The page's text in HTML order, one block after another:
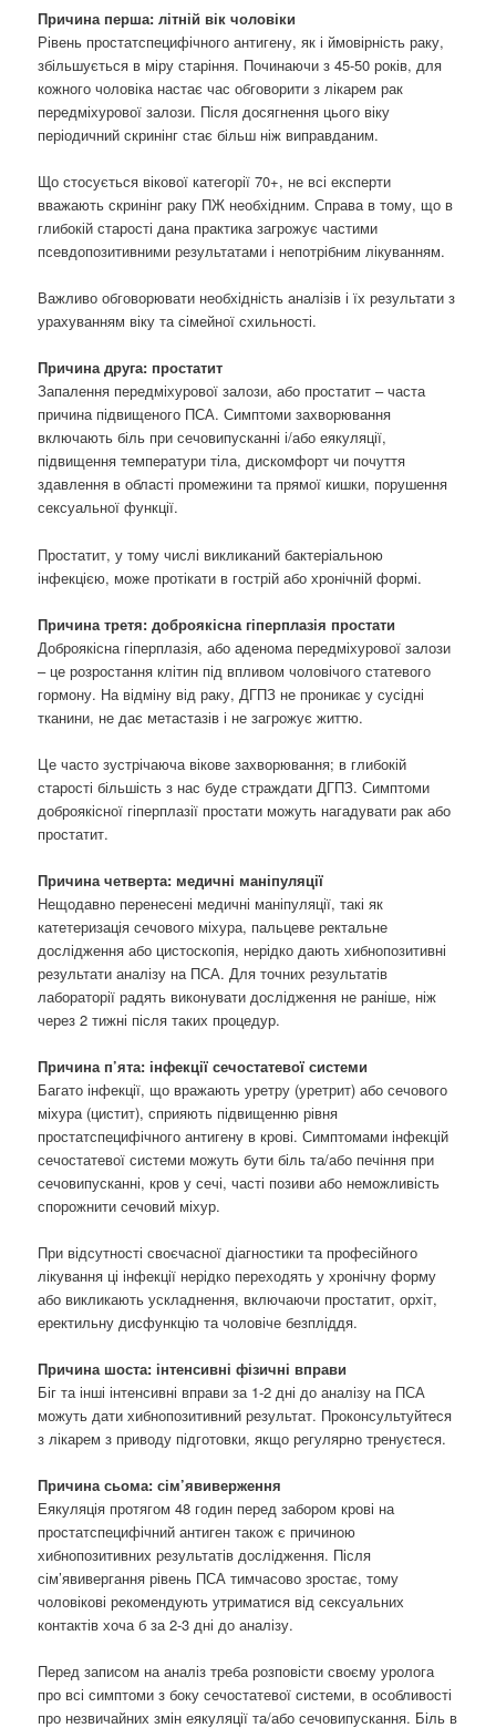
Причина перша: літній вік чоловіки
Рівень простатспецифічного антигену, як і ймовірність раку,
збільшується в міру старіння. Починаючи з 45-50 років, для
кожного чоловіка настає час обговорити з лікарем рак
передміхурової залози. Після досягнення цього віку
періодичний скринінг стає більш ніж виправданим.
Що стосується вікової категорії 70+, не всі експерти
вважають скринінг раку ПЖ необхідним. Справа в тому, що в
глибокій старості дана практика загрожує частими
псевдопозитивними результатами і непотрібним лікуванням.
Важливо обговорювати необхідність аналізів і їх результати з
урахуванням віку та сімейної схильності.
Причина друга: простатит
Запалення передміхурової залози, або простатит – часта
причина підвищеного ПСА. Симптоми захворювання
включають біль при сечовипусканні і/або еякуляції,
підвищення температури тіла, дискомфорт чи почуття
здавлення в області промежини та прямої кишки, порушення
сексуальної функції.
Простатит, у тому числі викликаний бактеріальною
інфекцією, може протікати в гострій або хронічній формі.
Причина третя: доброякісна гіперплазія простати
Доброякісна гіперплазія, або аденома передміхурової залози
– це розростання клітин під впливом чоловічого статевого
гормону. На відміну від раку, ДГПЗ не проникає у сусідні
тканини, не дає метастазів і не загрожує життю.
Це часто зустрічаюча вікове захворювання; в глибокій
старості більшість з нас буде страждати ДГПЗ. Симптоми
доброякісної гіперплазії простати можуть нагадувати рак або
простатит.
Причина четверта: медичні маніпуляції
Нещодавно перенесені медичні маніпуляції, такі як
катетеризація сечового міхура, пальцеве ректальне
дослідження або цистоскопія, нерідко дають хибнопозитивні
результати аналізу на ПСА. Для точних результатів
лабораторії радять виконувати дослідження не раніше, ніж
через 2 тижні після таких процедур.
Причина п’ята: інфекції сечостатевої системи
Багато інфекції, що вражають уретру (уретрит) або сечового
міхура (цистит), сприяють підвищенню рівня
простатспецифічного антигену в крові. Симптомами інфекцій
сечостатевої системи можуть бути біль та/або печіння при
сечовипусканні, кров у сечі, часті позиви або неможливість
спорожнити сечовий міхур.
При відсутності своєчасної діагностики та професійного
лікування ці інфекції нерідко переходять у хронічну форму
або викликають ускладнення, включаючи простатит, орхіт,
еректильну дисфункцію та чоловіче безпліддя.
Причина шоста: інтенсивні фізичні вправи
Біг та інші інтенсивні вправи за 1-2 дні до аналізу на ПСА
можуть дати хибнопозитивний результат. Проконсультуйтеся
з лікарем з приводу підготовки, якщо регулярно тренуєтеся.
Причина сьома: сім’явиверження
Еякуляція протягом 48 годин перед забором крові на
простатспецифічний антиген також є причиною
хибнопозитивних результатів дослідження. Після
сім’явивергання рівень ПСА тимчасово зростає, тому
чоловікові рекомендують утриматися від сексуальних
контактів хоча б за 2-3 дні до аналізу.
Перед записом на аналіз треба розповісти своєму уролога
про всі симптоми з боку сечостатевої системи, в особливості
про незвичайних змін еякуляції та/або сечовипускання. Біль в